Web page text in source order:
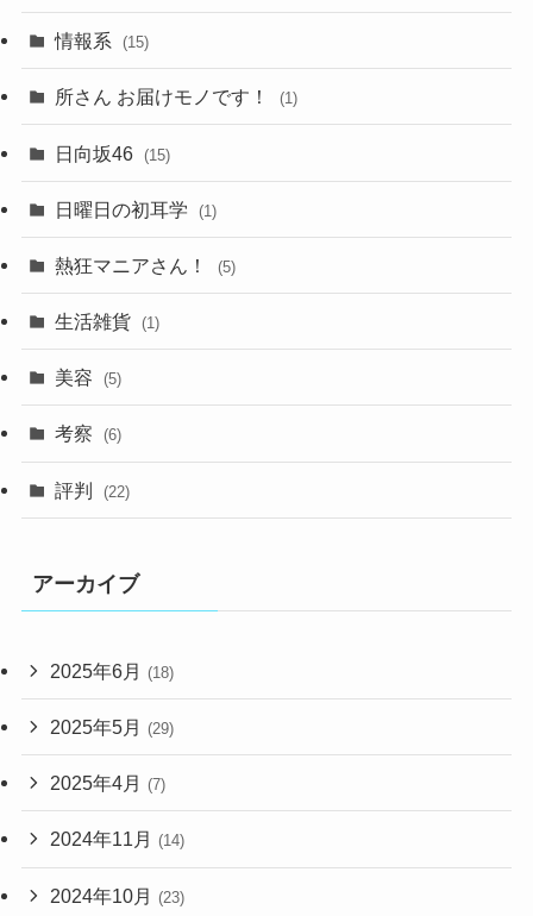
情報系 (15)
所さん お届けモノです！ (1)
日向坂46 (15)
日曜日の初耳学 (1)
熱狂マニアさん！ (5)
生活雑貨 (1)
美容 (5)
考察 (6)
評判 (22)
アーカイブ
2025年6月 (18)
2025年5月 (29)
2025年4月 (7)
2024年11月 (14)
2024年10月 (23)